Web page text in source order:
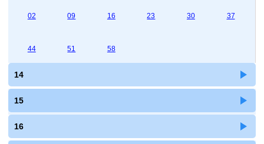
02 09 16 23 30 37
44 51 58
14
15
16